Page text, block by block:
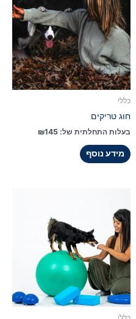
כללי
חוג טריקים
בעלות התחלתית של: ₪145
מידע נוסף